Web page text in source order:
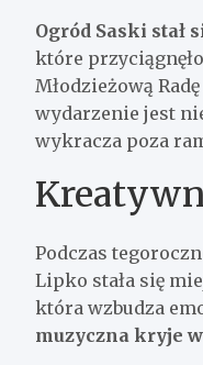
Ogród Saski stał
które
Młodzieżową
wydarzenie jest
wykracza poza
Podczas
Lipko stała się
która wzbudza
muzyczna kryje